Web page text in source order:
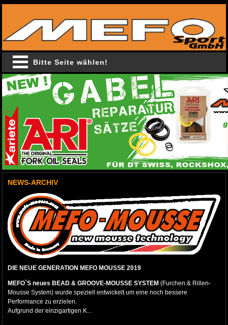
Bitte Seite wählen!
NEWS-ARCHIV
DIE NEUE GENERATION MEFO MOUSSE 2019
MEFO`S neues BEAD & GROOVE-MOUSSE SYSTEM (Furchen & Rillen-
Mousse System) wurde speziell entwickelt um eine noch bessere
Performance zu erzielen.
Aufgrund der einzigartigen K...